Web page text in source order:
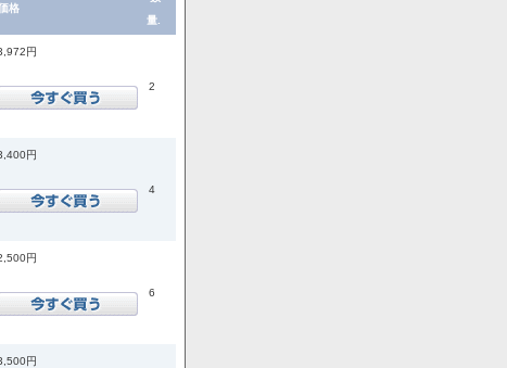
格
量.
円
2
円
4
円
6
円